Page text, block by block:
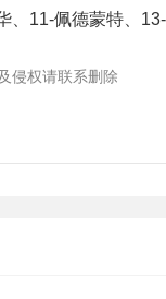
、11-佩德蒙特、
侵权请联系删除